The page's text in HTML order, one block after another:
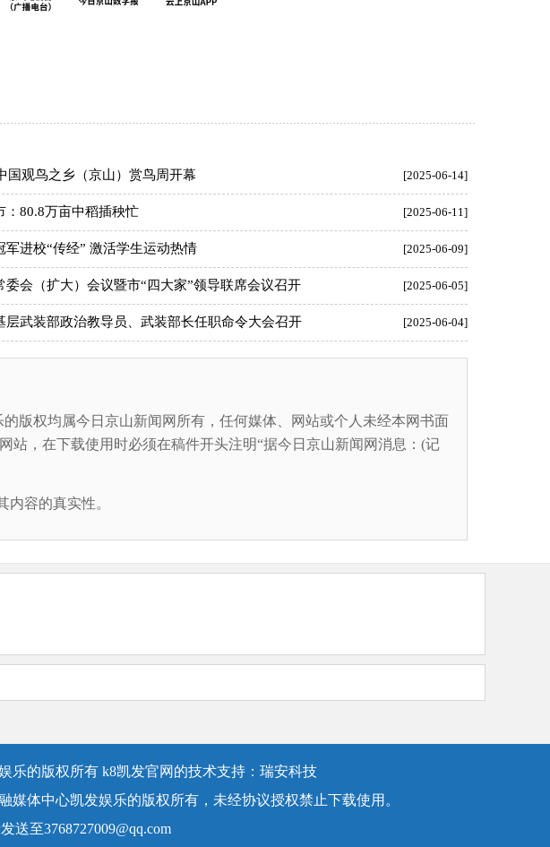
国观鸟之乡（京山）赏鸟周开幕 [2025-06-14]
：80.8万亩中稻插秧忙 [2025-06-11]
军进校“传经” 激活学生运动热情 [2025-06-09]
委会（扩大）会议暨市“四大家”领导联席会议召开 [2025-06-05]
层武装部政治教导员、武装部长任职命令大会召开 [2025-06-04]
权均属今日京山新闻网所有，任何媒体、网站或个人未经本网书面
，在下载使用时必须在稿件开头注明“据今日京山新闻网消息：(记
容的真实性。
乐的版权所有 k8凯发官网的技术支持：瑞安科技
体中心凯发娱乐的版权所有，未经协议授权禁止下载使用。
送至3768727009@qq.com